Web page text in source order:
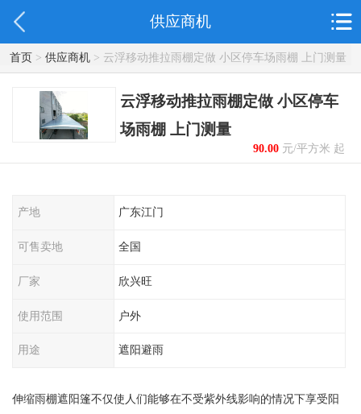
供应商机
首页> 供应商机> 云浮移动推拉雨棚定做 小区停车场雨棚 上门测量
云浮移动推拉雨棚定做 小区停车
场雨棚 上门测量
90.00元/平方米 起
产地 广东江门
可售卖地 全国
厂家 欣兴旺
使用范围 户外
用途 遮阳避雨
伸缩雨棚遮阳篷不仅使人们能够在不受紫外线影响的情况下享受阳